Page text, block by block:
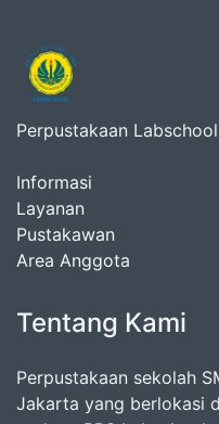
Perpustakaan
Informasi
Layanan
Pustakawan
Area Anggota
Tentang Kami
Perpustakaan sekolah
Jakarta yang berlokasi